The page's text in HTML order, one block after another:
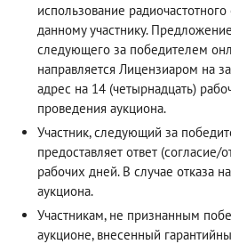
использование
данному участнику.
следующего за победителем
направляется Лицензиаром на
адрес на 14 (четырнадцать)
проведения аукциона.
Участник, следующий за
предоставляет ответ (согласие/
рабочих дней. В случае отказа
аукциона.
Участникам, не признанным
аукционе, внесенный